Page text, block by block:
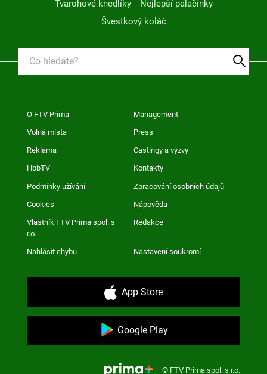
Tvarohové knedlíky
Nejlepší palačinky
Švestkový koláč
O FTV Prima Management
Volná místa Press
Reklama Castingy a výzvy
HbbTV Kontakty
Podmínky užívání Zpracování osobních údajů
Cookies Nápověda
Vlastník FTV Prima spol. s
r.o.
Redakce
Nahlásit chybu Nastavení soukromí
App Store
Google Play
© FTV Prima spol. s r.o.